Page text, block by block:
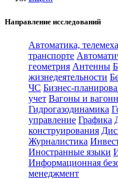
Направление исследований
Автоматика,
транспорте
геометрия Антенны
жизнедеятельности
ЧС Бизнес-
учет Вагоны и
Гидрогазодинамика
управление Графика
конструирования
Журналистика
Иностранные языки
Информационная
менеджмент